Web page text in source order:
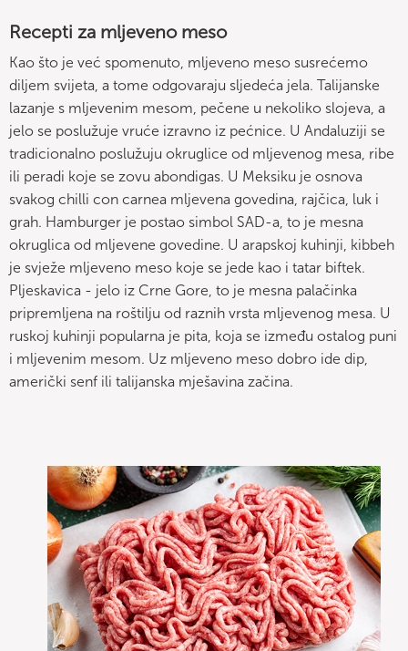
Recepti za mljeveno meso
Kao što je već spomenuto, mljeveno meso susrećemo
diljem svijeta, a tome odgovaraju sljedeća jela. Talijanske
lazanje s mljevenim mesom, pečene u nekoliko slojeva, a
jelo se poslužuje vruće izravno iz pećnice. U Andaluziji se
tradicionalno poslužuju okruglice od mljevenog mesa, ribe
ili peradi koje se zovu abondigas. U Meksiku je osnova
svakog chilli con carnea mljevena govedina, rajčica, luk i
grah. Hamburger je postao simbol SAD-a, to je mesna
okruglica od mljevene govedine. U arapskoj kuhinji, kibbeh
je svježe mljeveno meso koje se jede kao i tatar biftek.
Pljeskavica - jelo iz Crne Gore, to je mesna palačinka
pripremljena na roštilju od raznih vrsta mljevenog mesa. U
ruskoj kuhinji popularna je pita, koja se između ostalog puni
i mljevenim mesom. Uz mljeveno meso dobro ide dip,
američki senf ili talijanska mješavina začina.